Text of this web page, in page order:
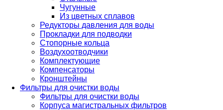
Чугунные
Из цветных сплавов
Редукторы давления для воды
Прокладки для подводки
Стопорные кольца
Воздухоотводчики
Комплектующие
Компенсаторы
Кронштейны
Фильтры для очистки воды
Фильтры для очистки воды
Корпуса магистральных фильтров